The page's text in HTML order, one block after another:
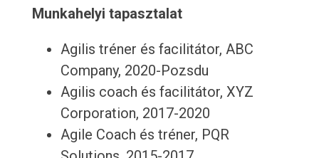
Munkahelyi tapasztalat
Agilis tréner és facilitátor, ABC
Company, 2020-Pozsdu
Agilis coach és facilitátor, XYZ
Corporation, 2017-2020
Agile Coach és tréner, PQR